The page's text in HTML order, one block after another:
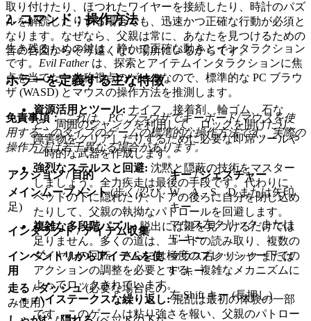
取り付けたり、ほつれたワイヤーを接続したり、時計のパズ
ルを解読したりする場合でも、迅速かつ正確な行動が必須と
なります。なぜなら、父親は常に、あなたを見つけるための
音の合図からそう遠くない場所にいるからです。
ホラーを定義する主な特徴
資源活用とツール: ナイフ、接着剤、輪ゴム、石な
ど、周囲のジャンクを利用して、ロックを開けたり、
障害物をクリアしたりするために必要な即席ツールや
一時的な武器を作成します。
強烈なステルスと回避: 沈黙と隠蔽の技術をマスター
しましょう。全力疾走は最後の手段です。代わりに、
ベッドの下に隠れたり、ドアの後ろに自分を閉じ込め
たりして、父親の執拗なパトロールを回避します。
複雑な多段階パズル:脱出には鍵を見つけるだけでは
足りません。多くの道は、コードの読み取り、複数の
ダイヤルの回転、さらには極度のプレッシャー下での
アクションの調整を必要とする、複雑なメカニズムに
よってロックされています。
ハイステークスな繰り返し:混乱は最初の体験の一部
です。このゲームは粘り強さを報い、父親のパトロー
2. コマンド：操作方法
生き残るための鍵は、静かで正確な動きとインタラクション
です。 Evil Fatherは、探索とアイテムインタラクションに焦
点を当てた一人称視点のゲームなので、標準的な PC ブラウ
ザ (WASD) とマウスの操作方法を推測します。
免責事項： これは、PC ブラウザでキーボード/マウスを使
用するこのタイプのゲームの標準的な操作方法です。実際の
操作方法は若干異なる場合があります。
アクション / 目的
キー / ジェスチャー
メインムーブメント(歩く/忍び
足)
W、A、S、D または矢印
キー
インタラクト / アイテム収集
マウス左クリック または
'E' キー
インベントリからアイテムを使
用
マウス右クリック または
'F' キー
走る / ダッシュ(必要な場合にの
み使用)
左 Shift キー (長押し)